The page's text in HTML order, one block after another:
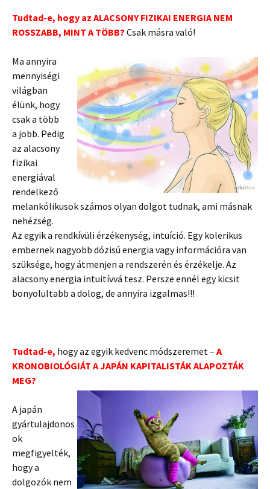
Tudtad-e, hogy az ALACSONY FIZIKAI ENERGIA NEM
ROSSZABB, MINT A TÖBB? Csak másra való!
Ma annyira
mennyiségi
világban
élünk, hogy
csak a több
a jobb. Pedig
az alacsony
fizikai
energiával
rendelkező
melankólikusok számos olyan dolgot tudnak, ami másnak
nehézség.
Az egyik a rendkívüli érzékenység, intuíció. Egy kolerikus
embernek nagyobb dózisú energia vagy információra van
szüksége, hogy átmenjen a rendszerén és érzékelje. Az
alacsony energia intuitívvá tesz. Persze ennél egy kicsit
bonyolultabb a dolog, de annyira izgalmas!!!
Tudtad-e, hogy az egyik kedvenc módszeremet – A
KRONOBIOLÓGIÁT A JAPÁN KAPITALISTÁK ALAPOZTÁK
MEG?
A japán
gyártulajdonos
ok
megfigyelték,
hogy a
dolgozók nem